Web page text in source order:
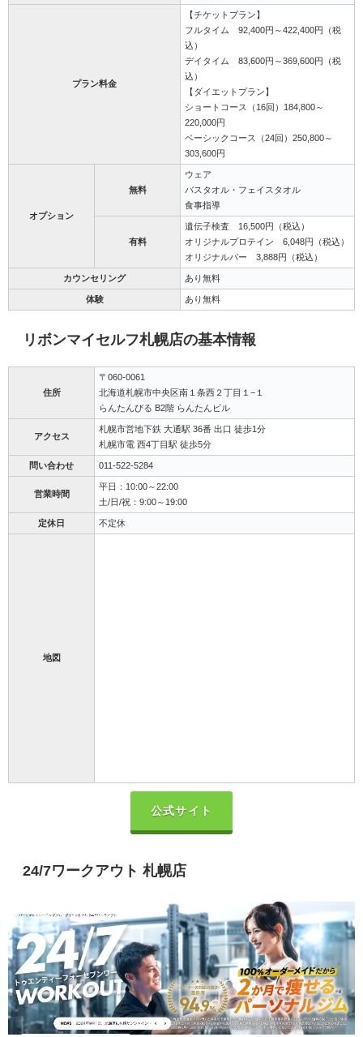
プラン料金
【チケットプラン】
フルタイム 92,400円～422,400円（税
込）
デイタイム 83,600円～369,600円（税
込）
【ダイエットプラン】
ショートコース（16回）184,800～
220,000円
ベーシックコース（24回）250,800～
303,600円
オプション
無料
ウェア
バスタオル・フェイスタオル
食事指導
有料
遺伝子検査 16,500円（税込）
オリジナルプロテイン 6,048円（税込）
オリジナルバー 3,888円（税込）
カウンセリング あり無料
体験 あり無料
リボンマイセルフ札幌店の基本情報
住所
〒060-0061
北海道札幌市中央区南１条西２丁目１−１
らんたんびる B2階 らんたんビル
アクセス
札幌市営地下鉄 大通駅 36番 出口 徒歩1分
札幌市電 西4丁目駅 徒歩5分
問い合わせ 011-522-5284
営業時間
平日：10:00～22:00
土/日/祝：9:00～19:00
定休日 不定休
地図
公式サイト
24/7ワークアウト 札幌店